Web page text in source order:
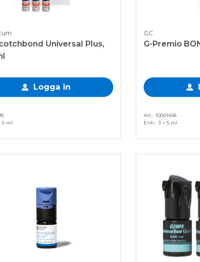
Universal Plus,
Logga in
5 ml
GC
G-Premio
Art.
10001458
Enh.
3 × 5 ml